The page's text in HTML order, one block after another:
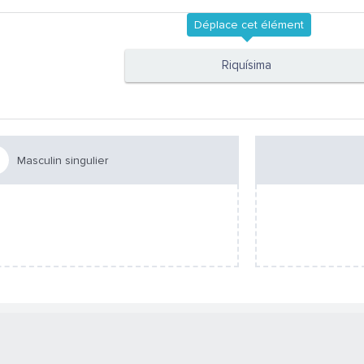
Riquísima
Masculin singulier
Déplace cet élément